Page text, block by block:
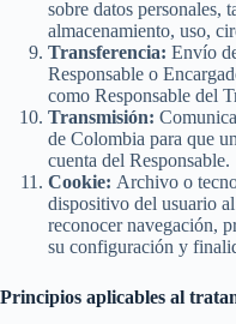
sobre datos personales,
almacenamiento, uso,
Transferencia: Envío
Responsable o
como Responsable del
Transmisión:
de Colombia para que
cuenta del Responsable.
Cookie: Archivo o
dispositivo del usuario
reconocer navegación,
su configuración y
Principios aplicables al